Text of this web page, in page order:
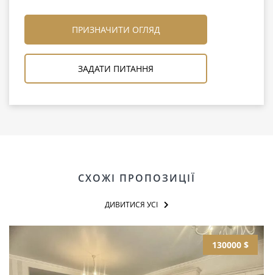
ПРИЗНАЧИТИ ОГЛЯД
ЗАДАТИ ПИТАННЯ
СХОЖІ ПРОПОЗИЦІЇ
ДИВИТИСЯ УСІ
130000 $